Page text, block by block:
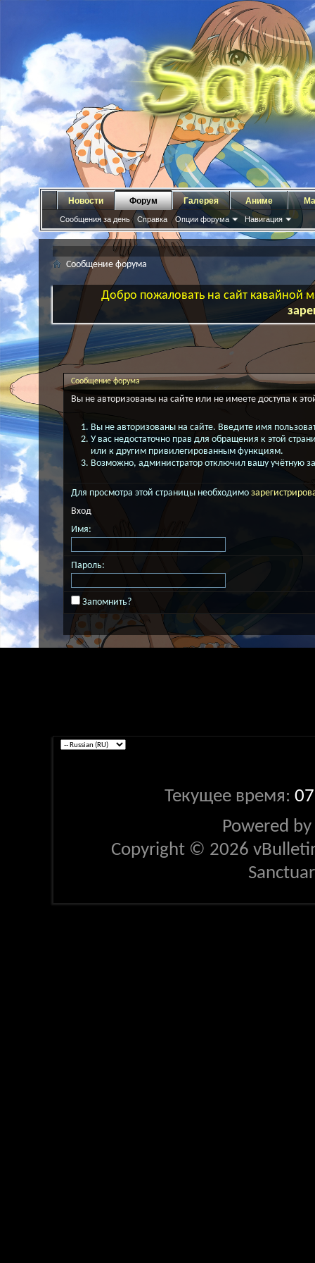
Новости Форум
Сообщения за день Справка Опции форума Навигация
Галерея Аниме
Сообщение форума
Добро пожаловать на сайт кавайной
Сообщение форума
Вы не авторизованы на сайте или не имеете доступа к
Вы не авторизованы на сайте. Введите имя
У вас недостаточно прав для обращения к этой
или к другим привилегированным функциям.
Возможно, администратор отключил вашу учётную
Для просмотра этой страницы необходимо
Вход
Имя:
Пароль:
Запомнить?
Текущее время:
Powered by
Copyright © 2026